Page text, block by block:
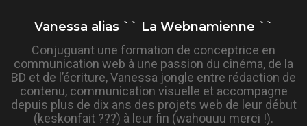
Vanessa alias `` La Webnamienne ``
Conjuguant une formation de conceptrice en
communication web à une passion du cinéma, de la
BD et de l’écriture, Vanessa jongle entre rédaction de
contenu, communication visuelle et accompagne
depuis plus de dix ans des projets web de leur début
(keskonfait ???) à leur fin (wahouuu merci !).